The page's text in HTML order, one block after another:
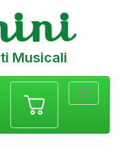
Musicali